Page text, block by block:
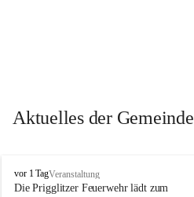
Aktuelles der Gemeinde
P
r
vor 1 TagVeranstaltung
Die Prigglitzer Feuerwehr lädt zum